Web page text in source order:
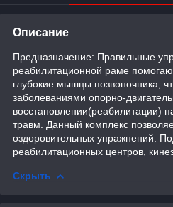
Описание
Предназначение: Правильные
реабилитационной раме
глубокие мышцы позвоночника,
заболеваниями опорно-
восстановлении(реабилитации)
травм. Данный комплекс
оздоровительных упражнений.
реабилитационных центров,
Скрыть